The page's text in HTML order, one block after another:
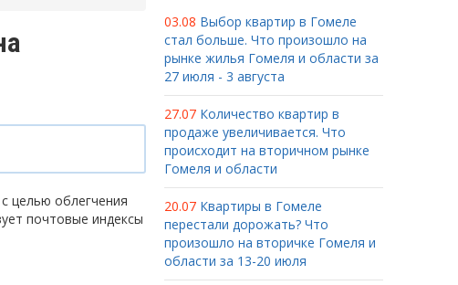
целью облегчения
почтовые индексы
03.08 Выбор квартир в Гомеле
стал больше. Что произошло на
рынке жилья Гомеля и области за
27 июля - 3 августа
27.07 Количество квартир в
продаже увеличивается. Что
происходит на вторичном рынке
Гомеля и области
20.07 Квартиры в Гомеле
перестали дорожать? Что
произошло на вторичке Гомеля и
области за 13-20 июля